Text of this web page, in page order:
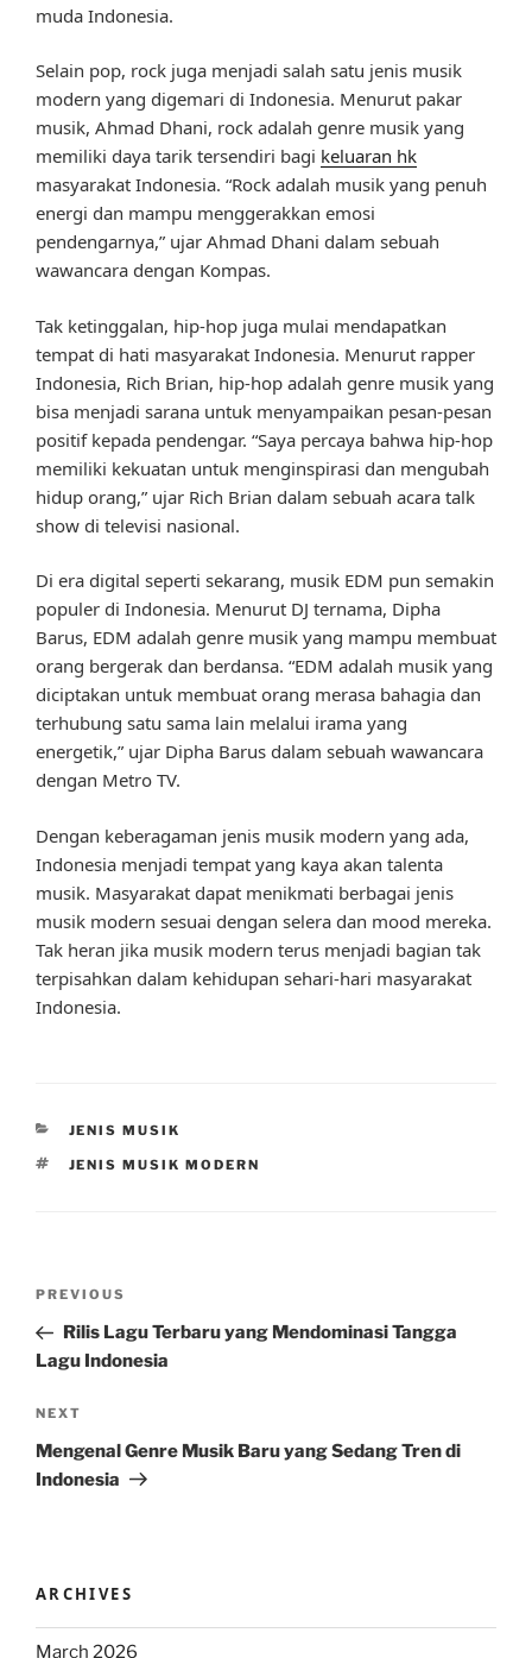
muda Indonesia.
Selain pop, rock juga menjadi salah satu jenis musik
modern yang digemari di Indonesia. Menurut pakar
musik, Ahmad Dhani, rock adalah genre musik yang
memiliki daya tarik tersendiri bagi keluaran hk
masyarakat Indonesia. “Rock adalah musik yang penuh
energi dan mampu menggerakkan emosi
pendengarnya,” ujar Ahmad Dhani dalam sebuah
wawancara dengan Kompas.
Tak ketinggalan, hip-hop juga mulai mendapatkan
tempat di hati masyarakat Indonesia. Menurut rapper
Indonesia, Rich Brian, hip-hop adalah genre musik yang
bisa menjadi sarana untuk menyampaikan pesan-pesan
positif kepada pendengar. “Saya percaya bahwa hip-hop
memiliki kekuatan untuk menginspirasi dan mengubah
hidup orang,” ujar Rich Brian dalam sebuah acara talk
show di televisi nasional.
Di era digital seperti sekarang, musik EDM pun semakin
populer di Indonesia. Menurut DJ ternama, Dipha
Barus, EDM adalah genre musik yang mampu membuat
orang bergerak dan berdansa. “EDM adalah musik yang
diciptakan untuk membuat orang merasa bahagia dan
terhubung satu sama lain melalui irama yang
energetik,” ujar Dipha Barus dalam sebuah wawancara
dengan Metro TV.
Dengan keberagaman jenis musik modern yang ada,
Indonesia menjadi tempat yang kaya akan talenta
musik. Masyarakat dapat menikmati berbagai jenis
musik modern sesuai dengan selera dan mood mereka.
Tak heran jika musik modern terus menjadi bagian tak
terpisahkan dalam kehidupan sehari-hari masyarakat
Indonesia.
CATEGORIES
JENIS MUSIK
TAGS
JENIS MUSIK MODERN
Previous
Post
PREVIOUS
Rilis Lagu Terbaru yang Mendominasi Tangga
Lagu Indonesia
Next
Post
NEXT
Mengenal Genre Musik Baru yang Sedang Tren di
Indonesia
ARCHIVES
March 2026